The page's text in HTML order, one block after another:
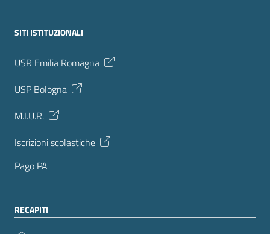
SITI ISTITUZIONALI
USR Emilia Romagna
USP Bologna
M.I.U.R.
Iscrizioni scolastiche
Pago PA
RECAPITI